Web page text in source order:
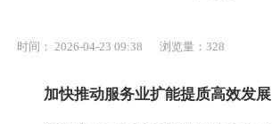
时间： 2026-04-23 09:38 浏览量：328
加快推动服务业扩能提质高效发展